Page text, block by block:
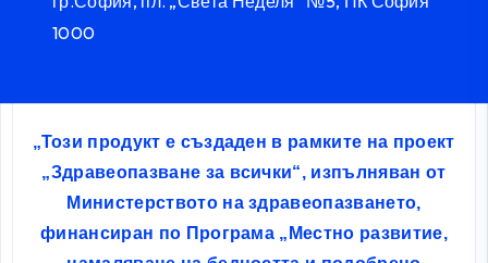
1000
„Този продукт е създаден в рамките на проект
„Здравеопазване за всички“, изпълняван от
Министерството на здравеопазването,
финансиран по Програма „Местно развитие,